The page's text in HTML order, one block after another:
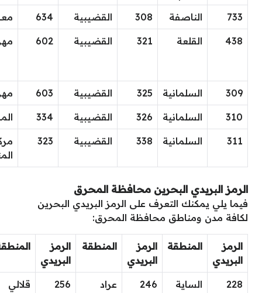
733 الناصفة 308 القضيبية 634
438 القلعة 321 القضيبية 602
309 السلمانية 325 القضيبية 603
310 السلمانية 326 القضيبية 334
311 السلمانية 338 القضيبية 323
الرمز البريدي البحرين محافظة المحرق
فيما يلي يمكنك التعرف على الرمز البريدي البحرين
لكافة مدن ومناطق محافظة المحرق:
الرمز
البريدي
المنطقة
الرمز
البريدي
المنطقة
الرمز
البريدي
228 الساية 246 عراد 256 قلالي